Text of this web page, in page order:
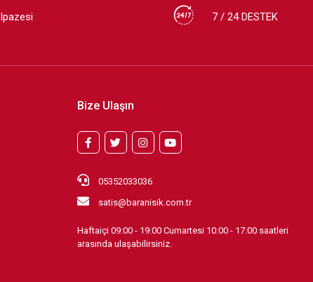
7 / 24 DESTEK
Bize Ulaşın
05352033036
satis@baranisik.com.tr
Haftaiçi 09:00 - 19:00 Cumartesi 10:00 - 17:00 saatleri
arasında ulaşabilirsiniz.